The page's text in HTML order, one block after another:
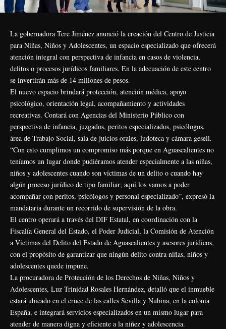
La gobernadora Tere Jiménez anunció la creación del Centro de Justicia
para Niñas, Niños y Adolescentes, un espacio especializado que ofrecerá
atención integral con perspectiva de infancia en casos de violencia,
delitos o procesos jurídicos familiares. En la adecuación de este centro
se invertirán más de 14 millones de pesos.
El nuevo espacio brindará protección, atención médica, apoyo
psicológico, orientación legal, acompañamiento y actividades
recreativas. Contará con Agencias del Ministerio Público con
perspectiva de infancia, juzgados, peritos especializados, psicólogos,
área de Trabajo Social, sala de juicios orales, ludoteca y cámara gesell.
“Con esto cumplimos un compromiso más porque en Aguascalientes no
teníamos un lugar donde pudiéramos atender especialmente a las niñas,
niños y adolescentes cuando son víctimas de un delito o cuando hay
algún proceso jurídico de tipo familiar; aquí los vamos a poder
acompañar con peritos, psicólogos y personal especializado”, expresó la
mandataria durante un recorrido de supervisión de la obra.
El centro operará a través del DIF Estatal, en coordinación con la
Fiscalía General del Estado, el Poder Judicial, la Comisión de Atención
a Víctimas del Delito del Estado de Aguascalientes y asesores jurídicos,
con el propósito de garantizar que ningún delito contra niñas, niños y
adolescentes quede impune.
La procuradora de Protección de los Derechos de Niñas, Niños y
Adolescentes, Luz Trinidad Rosales Hernández, detalló que el inmueble
estará ubicado en el cruce de las calles Sevilla y Nubina, en la colonia
España, e integrará servicios especializados en un mismo lugar para
atender de manera digna y eficiente a la niñez y adolescencia.